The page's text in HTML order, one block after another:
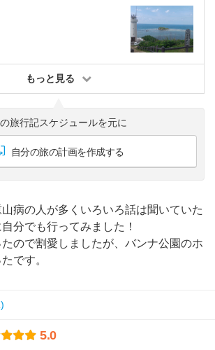
もっと見る
旅行記スケジュールを元に
自分の旅の計画を作成する
病の人が多くいろいろ話は聞いていた
分でも行ってみました！
ので割愛しましたが、バンナ公園のホ
です。
5.0